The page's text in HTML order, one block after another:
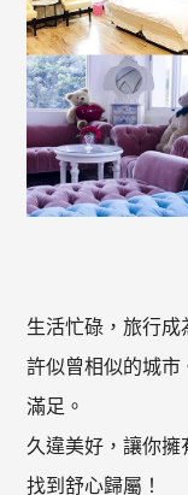
生活忙碌，旅行成
許似曾相似的城市
滿足。
久違美好，讓你擁
找到舒心歸屬！